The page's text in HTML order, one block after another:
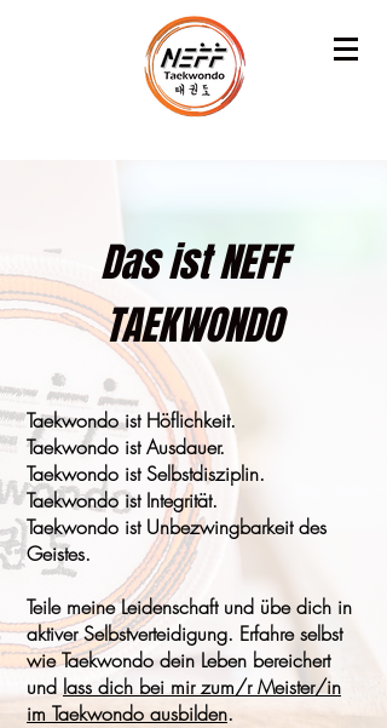
Das ist NEFF
TAEKWONDO
Taekwondo ist Höflichkeit.
Taekwondo ist Ausdauer.
Taekwondo ist Selbstdisziplin.
Taekwondo ist Integrität.
Taekwondo ist Unbezwingbarkeit des
Geistes.
Teile meine Leidenschaft und übe dich in
aktiver Selbstverteidigung. Erfahre selbst
wie Taekwondo dein Leben bereichert
undlass dich bei mir zum/r Meister/in
im Taekwondo ausbilden.